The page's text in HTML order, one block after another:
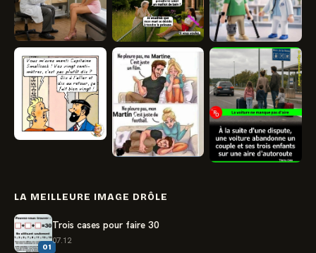
LA MEILLEURE IMAGE DRÔLE
01
Trois cases pour faire 30
07.12